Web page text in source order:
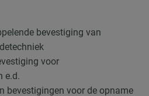
bevestiging van
voor
e.d.
bevestigingen voor de opname